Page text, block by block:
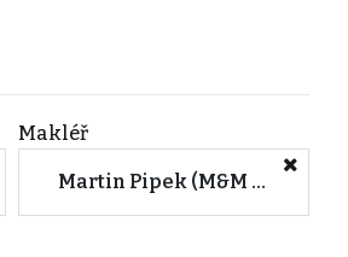
Makléř
Martin Pipek (M&M reality)